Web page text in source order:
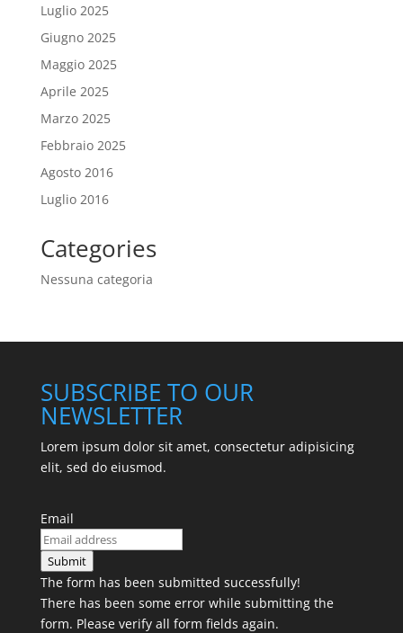
Luglio 2025
Giugno 2025
Maggio 2025
Aprile 2025
Marzo 2025
Febbraio 2025
Agosto 2016
Luglio 2016
Categories
Nessuna categoria
SUBSCRIBE TO OUR
NEWSLETTER
Lorem ipsum dolor sit amet, consectetur adipisicing
elit, sed do eiusmod.
Email
Submit
The form has been submitted successfully!
There has been some error while submitting the
form. Please verify all form fields again.